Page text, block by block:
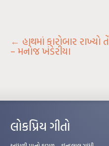
← હાથમાં કારોબાર રાખ્યો તેં
– મનોજ ખંડેરીયા
લોકપ્રિય ગીતો